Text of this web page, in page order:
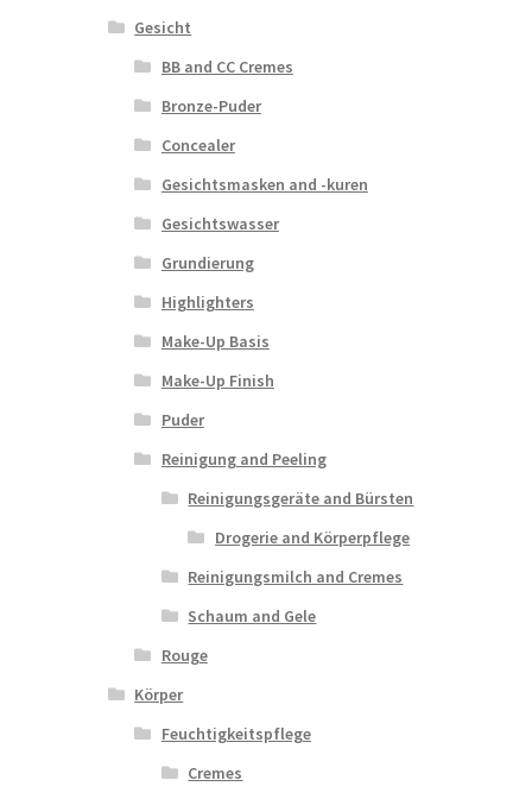
Gesicht
BB and CC Cremes
Bronze-Puder
Concealer
Gesichtsmasken and -kuren
Gesichtswasser
Grundierung
Highlighters
Make-Up Basis
Make-Up Finish
Puder
Reinigung and Peeling
Reinigungsgeräte and Bürsten
Drogerie and Körperpflege
Reinigungsmilch and Cremes
Schaum and Gele
Rouge
Körper
Feuchtigkeitspflege
Cremes